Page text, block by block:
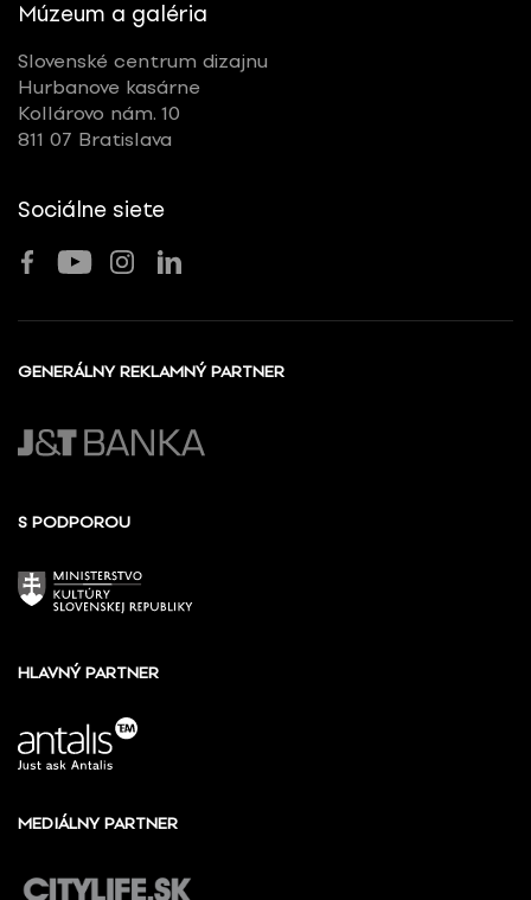
Múzeum a galéria
Slovenské centrum dizajnu
Hurbanove kasárne
Kollárovo nám. 10
811 07 Bratislava
Sociálne siete
GENERÁLNY REKLAMNÝ PARTNER
S PODPOROU
HLAVNÝ PARTNER
MEDIÁLNY PARTNER